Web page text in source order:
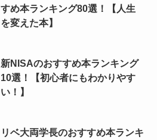
すめ本ランキング80選！【人生
を変えた本】
新NISAのおすすめ本ランキング
10選！【初心者にもわかりやす
い！】
リベ大両学長のおすすめ本ランキ